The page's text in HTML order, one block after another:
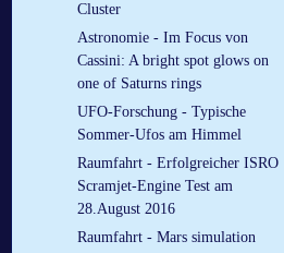
Cluster
Astronomie - Im Focus von
Cassini: A bright spot glows on
one of Saturns rings
UFO-Forschung - Typische
Sommer-Ufos am Himmel
Raumfahrt - Erfolgreicher ISRO
Scramjet-Engine Test am
28.August 2016
Raumfahrt - Mars simulation